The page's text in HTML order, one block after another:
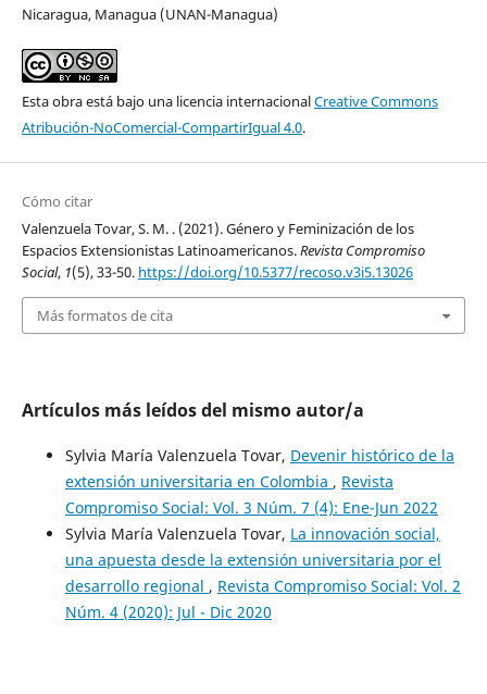
Nicaragua, Managua (UNAN-Managua)
Esta obra está bajo una licencia internacionalCreative Commons
Atribución-NoComercial-CompartirIgual 4.0.
Cómo citar
Valenzuela Tovar, S. M. . (2021). Género y Feminización de los
Espacios Extensionistas Latinoamericanos.Revista Compromiso
Social, 1(5), 33-50. https://doi.org/10.5377/recoso.v3i5.13026
Más formatos de cita
Artículos más leídos del mismo autor/a
Sylvia María Valenzuela Tovar, Devenir histórico de la
extensión universitaria en Colombia , Revista
Compromiso Social: Vol. 3 Núm. 7 (4): Ene-Jun 2022
Sylvia María Valenzuela Tovar, La innovación social,
una apuesta desde la extensión universitaria por el
desarrollo regional , Revista Compromiso Social: Vol. 2
Núm. 4 (2020): Jul - Dic 2020